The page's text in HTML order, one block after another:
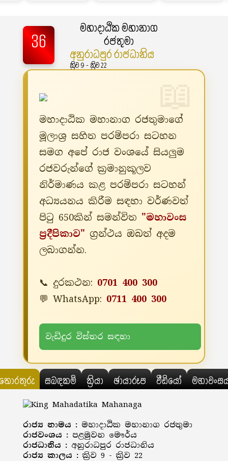
36
මහාදාඨික මහානාග
රජතුමා
අනුරාධපුර රාජධානිය
ක්‍රිව 9 - ක්‍රිව 22
මහාදාඨික මහානාග රජතුමාගේ
මූලාශ්‍ර සහිත පරම්පරා සටහන
සමග අපේ රාජ වංශයේ සියලුම
රජවරුන්ගේ ක්‍රමානුකූලව
නිර්මාණය කළ පරම්පරා සටහන්
අධ්‍යයනය කිරීම සඳහා වර්ණවත්
පිටු 650කින් සමන්විත "මහාවංස
ප්‍රදීපිකාව" ග්‍රන්ථය ඔබත් අදම
ලබාගන්න.
📞 දුරකථන: 0701 400 300
💬 WhatsApp: 0711 400 300
වැඩිදුර විස්තර සඳහා
සබඳකම් ක්‍රියා ඡායාරූප වීඩියෝ
රාජ්‍ය නාමය : මහාදාඨික මහානාග රජතුමා
රාජවංශය : පළමුවන මෞර්ය
රාජධානිය : අනුරාධපුර රාජධානිය
රාජ්‍ය කාලය : ක්‍රිව 9 - ක්‍රිව 22